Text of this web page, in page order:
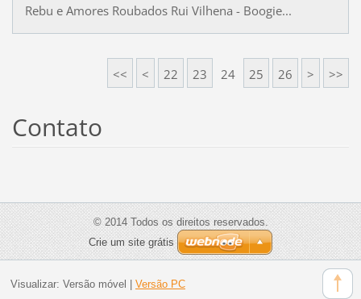
Rebu e Amores Roubados Rui Vilhena - Boogie...
<< < 22 23 24 25 26 > >>
Contato
© 2014 Todos os direitos reservados.
Crie um site grátis
Visualizar: Versão móvel Versão PC